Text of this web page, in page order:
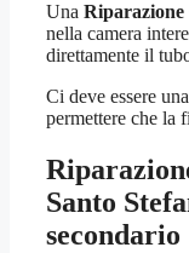
Una Riparazione
nella camera
direttamente il
Ci deve essere
permettere che la
Santo
secondario